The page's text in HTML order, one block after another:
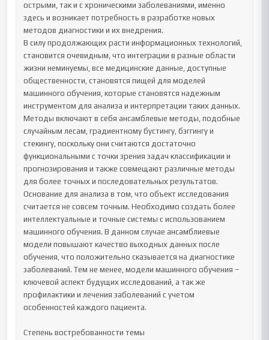
острыми, так и с хроническими заболеваниями, именно
здесь и возникает потребность в разработке новых
методов диагностики и их внедрения.
В силу продолжающих расти информационных технологий,
становится очевидным, что интеграции в разные области
жизни неминуемы, все медицинские данные, доступные
общественности, становятся пищей для моделей
машинного обучения, которые становятся надежным
инструментом для анализа и интерпретации таких данных.
Методы включают в себя ансамблевые методы, подобные
случайным лесам, градиентному бустингу, бэггингу и
стекингу, поскольку они считаются достаточно
функциональными с точки зрения задач классификации и
прогнозирования и также совмещают различные методы
для более точных и последовательных результатов.
Основание для анализа в том, что объект исследования
считается не совсем точным. Необходимо создать более
интеллектуальные и точные системы с использованием
машинного обучения. В данном случае ансамблиевые
модели повышают качество выходных данных после
обучения, что положительно сказывается на диагностике
заболеваний. Тем не менее, модели машинного обучения –
ключевой аспект будущих исследований, а так же
профилактики и лечения заболеваний с учетом
особенностей каждого пациента.
Степень востребованности темы